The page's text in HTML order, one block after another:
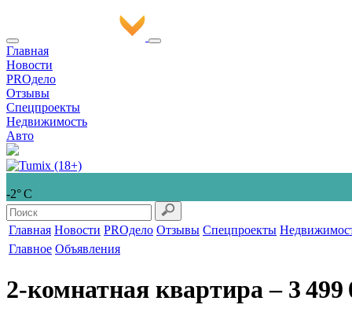
Главная
Новости
PROдело
Отзывы
Спецпроекты
Недвижимость
Авто
-2° С
Главная Новости PROдело Отзывы Спецпроекты
Главное Объявления
2-комнатная квартира‒ 3 499